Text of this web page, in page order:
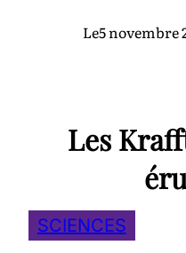
Le5 novembre
Les
SCIENCES